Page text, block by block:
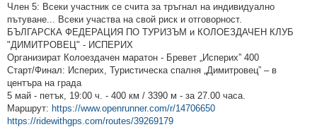
е
Член 5: Всеки участник се счита за тръгнал на индивидуално
пътуване... Всеки участва на свой риск и отговорност.
БЪЛГАРСКА ФЕДЕРАЦИЯ ПО ТУРИЗЪМ и КОЛОЕЗДАЧЕН КЛУБ
"ДИМИТРОВЕЦ" - ИСПЕРИХ
Организират Колоездачен маратон - Бревет „Исперих” 400
Старт/Финал: Исперих, Туристическа спалня „Димитровец” – в
центъра на града
5 май - пeтък, 19:00 ч. - 400 км / 3390 м - за 27.00 часа.
Маршрут: https://www.openrunner.com/r/14706650
https://ridewithgps.com/routes/39269179